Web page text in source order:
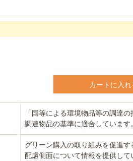
カートに入れ
「国等による環境物品等の調達
調達物品の基準に適合しています。
グリーン購入の取り組みを促進
配慮側面について情報を提供して